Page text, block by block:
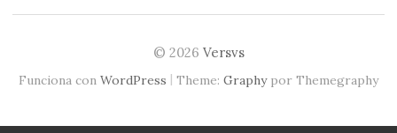
© 2026 Versvs
Funciona con WordPress | Theme: Graphypor Themegraphy